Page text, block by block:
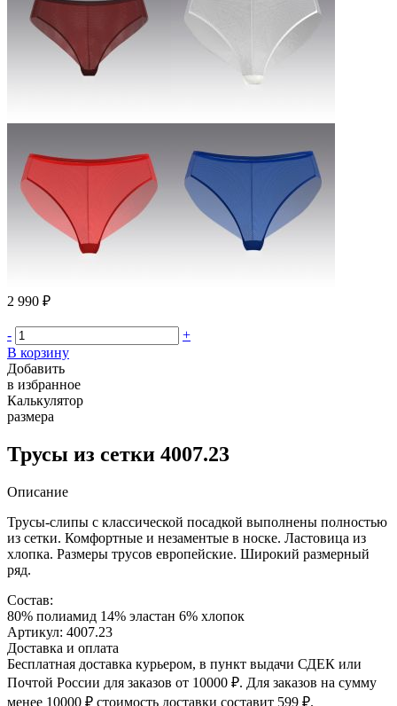
2 990 ₽
-
+
В корзину
Добавить
в избранное
Калькулятор
размера
Трусы из сетки 4007.23
Описание
Трусы-слипы с классической посадкой выполнены полностью
из сетки. Комфортные и незаментые в носке. Ластовица из
хлопка. Размеры трусов европейские. Широкий размерный
ряд.
Состав:
80% полиамид 14% эластан 6% хлопок
Артикул: 4007.23
Доставка и оплата
Бесплатная доставка курьером, в пункт выдачи СДЕК или
Почтой России для заказов от 10000 ₽. Для заказов на сумму
менее 10000 ₽ стоимость доставки составит 599 ₽.